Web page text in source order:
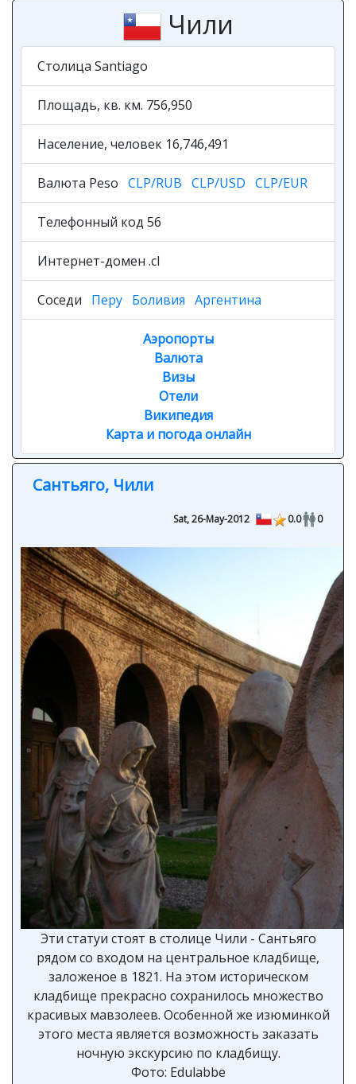
Чили
Столица Santiago
Площадь, кв. км. 756,950
Население, человек 16,746,491
Валюта Peso CLP/RUB CLP/USD CLP/EUR
Телефонный код 56
Интернет-домен .cl
Соседи Перу Боливия Аргентина
Аэропорты
Валюта
Визы
Отели
Википедия
Карта и погода онлайн
Сантьяго, Чили
Sat, 26-May-2012 0.0 0
Эти статуи стоят в столице Чили - Сантьяго
рядом со входом на центральное кладбище,
заложеное в 1821. На этом историческом
кладбище прекрасно сохранилось множество
красивых мавзолеев. Особенной же изюминкой
этого места является возможность заказать
ночную экскурсию по кладбищу.
Фото: Edulabbe